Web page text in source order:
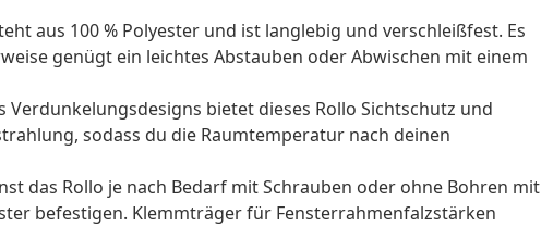
aus 100 % Polyester und ist langlebig und verschleißfest. Es
genügt ein leichtes Abstauben oder Abwischen mit einem
bietet dieses Rollo Sichtschutz und
sodass du die Raumtemperatur nach deinen
das Rollo je nach Bedarf mit Schrauben oder ohne Bohren mit
befestigen. Klemmträger für Fensterrahmenfalzstärken